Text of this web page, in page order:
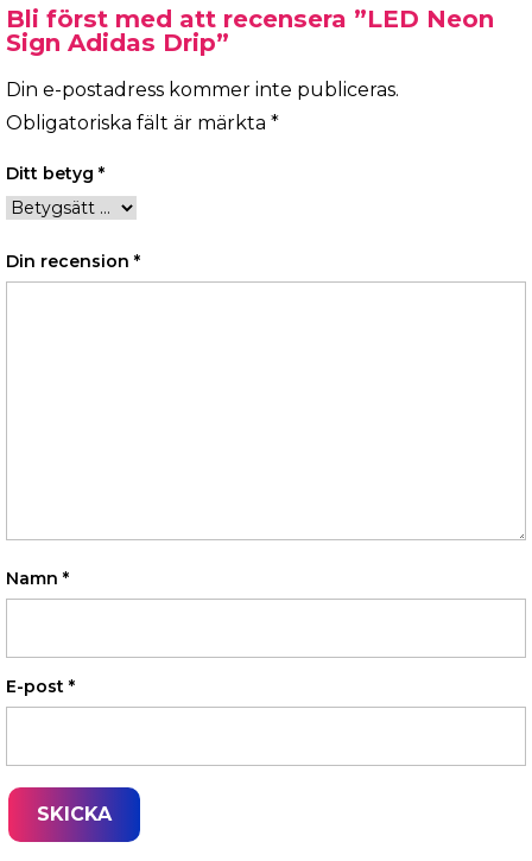
Bli först med att recensera ”LED Neon
Sign Adidas Drip”
Din e-postadress kommer inte publiceras.
Obligatoriska fält är märkta *
Ditt betyg *
Din recension *
Namn *
E-post *